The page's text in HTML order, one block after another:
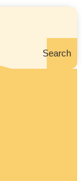
Search